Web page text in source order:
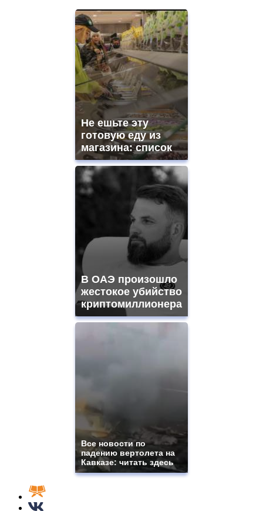
Не ешьте эту
готовую еду из
магазина: список
В ОАЭ произошло
жестокое убийство
криптомиллионера
Все новости по
падению вертолета на
Кавказе: читать здесь